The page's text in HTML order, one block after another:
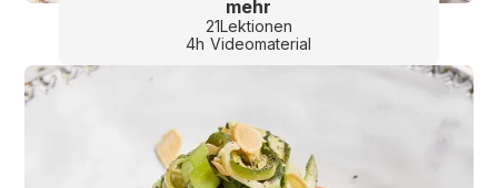
mehr
21Lektionen
4h Videomaterial